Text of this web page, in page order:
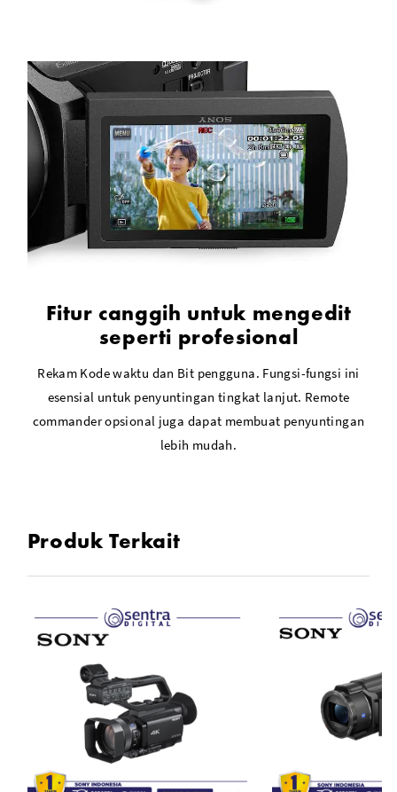
Fitur canggih untuk mengedit
seperti profesional
Rekam Kode waktu dan Bit pengguna. Fungsi-fungsi ini
esensial untuk penyuntingan tingkat lanjut. Remote
commander opsional juga dapat membuat penyuntingan
lebih mudah.
Produk Terkait